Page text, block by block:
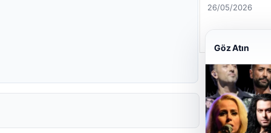
26/05/2026
Göz Atın